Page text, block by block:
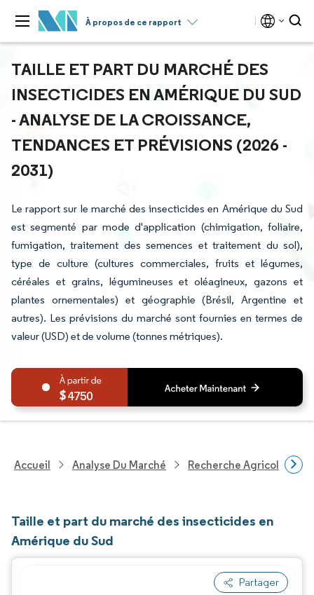
À propos de ce rapport
TAILLE ET PART DU MARCHÉ DES
INSECTICIDES EN AMÉRIQUE DU SUD
- ANALYSE DE LA CROISSANCE,
TENDANCES ET PRÉVISIONS (2026 -
2031)
Le rapport sur le marché des insecticides en Amérique du Sud
est segmenté par mode d'application (chimigation, foliaire,
fumigation, traitement des semences et traitement du sol),
type de culture (cultures commerciales, fruits et légumes,
céréales et grains, légumineuses et oléagineux, gazons et
plantes ornementales) et géographie (Brésil, Argentine et
autres). Les prévisions du marché sont fournies en termes de
valeur (USD) et de volume (tonnes métriques).
4750
Accueil Analyse Du Marché Recherche Agricole
Taille et part du marché des insecticides en
Amérique du Sud
Partager